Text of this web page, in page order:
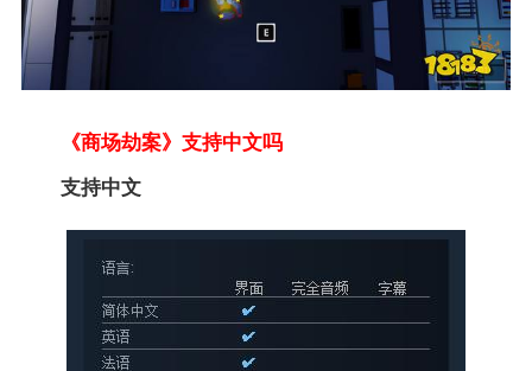
《商场劫案》支持中文吗
支持中文